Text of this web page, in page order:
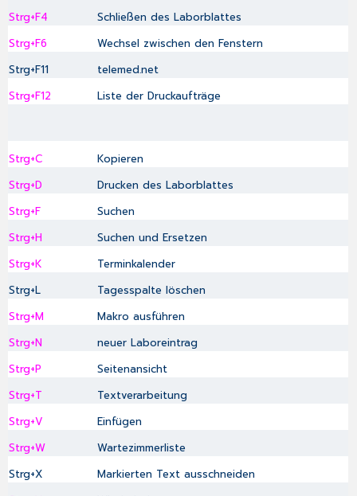
Strg+F4
Schließen des Laborblattes
Strg+F6
Wechsel zwischen den Fenstern
Strg+F11
telemed.net
Strg+F12
Liste der Druckaufträge
Strg+C
Kopieren
Strg+D
Drucken des Laborblattes
Strg+F
Suchen
Strg+H
Suchen und Ersetzen
Strg+K
Terminkalender
Strg+L
Tagesspalte löschen
Strg+M
Makro ausführen
Strg+N
neuer Laboreintrag
Strg+P
Seitenansicht
Strg+T
Textverarbeitung
Strg+V
Einfügen
Strg+W
Wartezimmerliste
Strg+X
Markierten Text ausschneiden